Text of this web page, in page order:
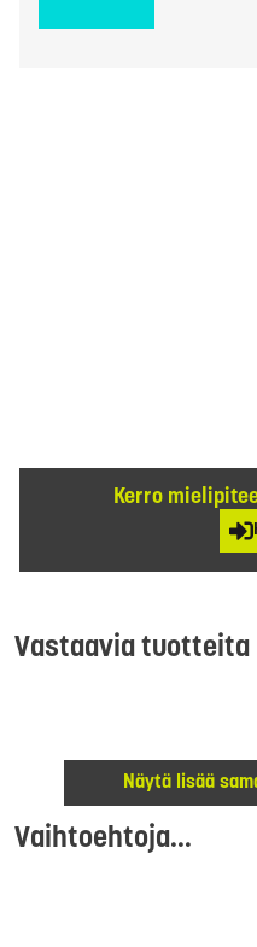
Kerro
Vastaavia
Näytä lisää
Vaihtoehtoja...